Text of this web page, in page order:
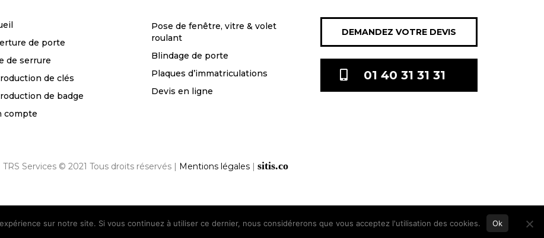
de porte
de serrure
de clés
de badge
compte
Pose de fenêtre, vitre & volet
roulant
Blindage de porte
Plaques d’immatriculations
Devis en ligne
DEMANDEZ VOTRE DEVIS
01 40 31 31 31
TRS Services © 2021 Tous droits réservés | Mentions légales| sitis.co
sur notre site. Si vous continuez à utiliser ce dernier, nous considérerons que vous acceptez l'utilisation des cookies. Ok